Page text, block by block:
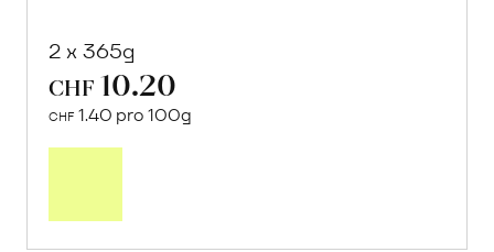
2 x 365g
CHF 10.20
CHF 1.40 pro 100g